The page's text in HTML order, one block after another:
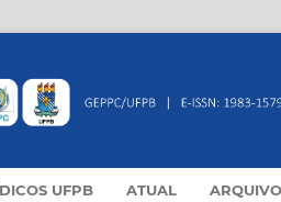
UFPB ATUAL